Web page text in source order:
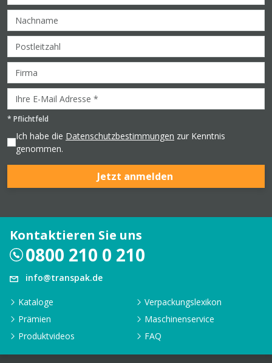
* Pflichtfeld
Ich habe die Datenschutzbestimmungen zur Kenntnis
genommen.
Jetzt anmelden
Kontaktieren Sie uns
0800 210 0 210
info@transpak.de
Kataloge
Verpackungslexikon
Prämien
Maschinenservice
Produktvideos
FAQ